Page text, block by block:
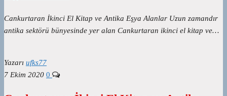
Cankurtaran İkinci El Kitap ve Antika Eşya Alanlar Uzun zamandır
antika sektörü bünyesinde yer alan Cankurtaran ikinci el kitap ve…
Yazarı ufks77
7 Ekim 2020 0